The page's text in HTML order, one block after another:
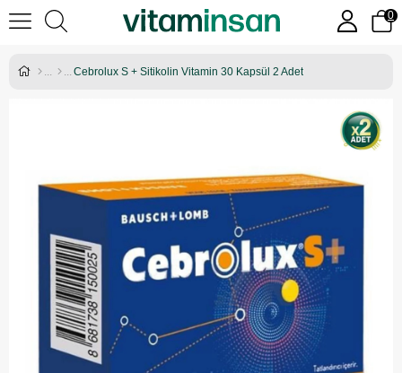
0
Cebrolux S + Sitikolin Vitamin 30 Kapsül 2 Adet